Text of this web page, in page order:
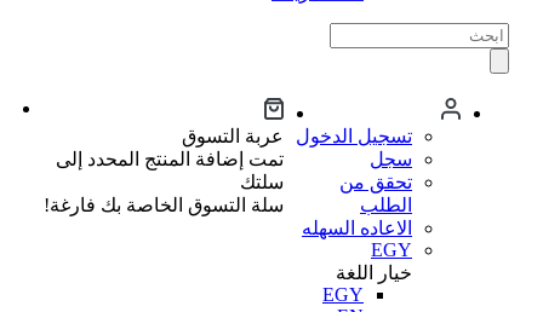
تسجيل الدخول
سجل
تحقق من
الطلب
الاعاده السهله
EGY
خيار اللغة
EGY
عربة التسوق
تمت إضافة المنتج المحدد إلى
سلتك
سلة التسوق الخاصة بك فارغة!